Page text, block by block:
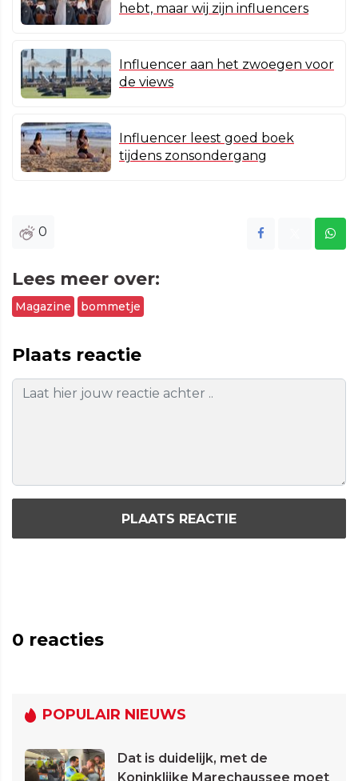
hebt, maar wij zijn influencers
Influencer aan het zwoegen voor
de views
Influencer leest goed boek
tijdens zonsondergang
0
Lees meer over:
Magazine bommetje
Plaats reactie
PLAATS REACTIE
0 reacties
POPULAIR NIEUWS
Dat is duidelijk, met de
Koninklijke Marechaussee moet